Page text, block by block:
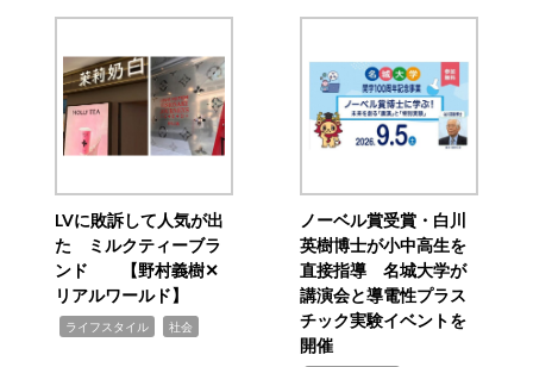
LVに敗訴して人気が出
た ミルクティーブラ
ンド 【野村義樹✕
リアルワールド】
ライフスタイル 社会
ノーベル賞受賞・白川
英樹博士が小中高生を
直接指導 名城大学が
講演会と導電性プラス
チック実験イベントを
開催